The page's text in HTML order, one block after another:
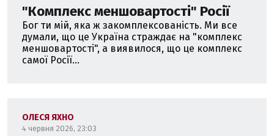
"Комплекс меншовартості" Росії
Бог ти мій, яка ж закомплексованість. Ми все
думали, що це Україна страждає на "комплекс
меншовартості", а виявилося, що це комплекс
самої Росії...
ОЛЕСЯ ЯХНО
4 червня 2026, 23:03